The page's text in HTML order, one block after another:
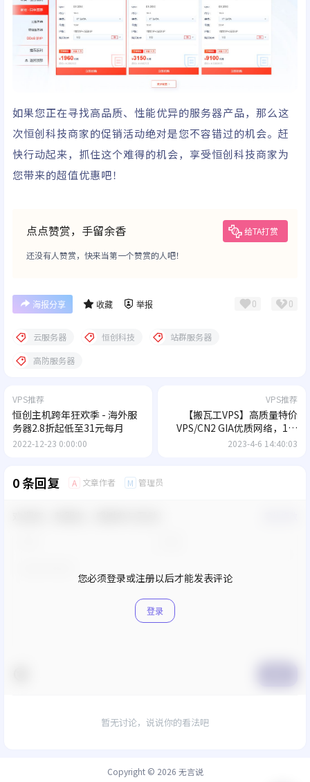
如果您正在寻找高品质、性能优异的服务器产品，那么这
次恒创科技商家的促销活动绝对是您不容错过的机会。赶
快行动起来，抓住这个难得的机会，享受恒创科技商家为
您带来的超值优惠吧！
点点赞赏，手留余香 给TA打赏
还没有人赞赏，快来当第一个赞赏的人吧！
海报分享 收藏 举报 0 0
云服务器 恒创科技
站群服务器
高防服务器
VPS推荐
恒创主机跨年狂欢季 - 海外服
务器2.8折起低至31元每月
2022-12-23 0:00:00
VPS推荐
【搬瓦工VPS】高质量特价
VPS/CN2 GIA优质网络，1核
1G内存1Gbps带宽89.99美元/
2023-4-6 14:40:03
0 条回复 A 文章作者 M 管理员
您必须登录或注册以后才能发表评论
登录
暂无讨论，说说你的看法吧
Copyright © 2026 无言说